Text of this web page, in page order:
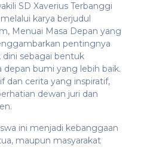
SD Xaverius Terbanggi
karya berjudul
Menuai Masa Depan yang
pentingnya
sebagai bentuk
bumi yang lebih baik.
dan cerita yang inspiratif,
dewan juri dan
ini menjadi kebanggaan
maupun masyarakat